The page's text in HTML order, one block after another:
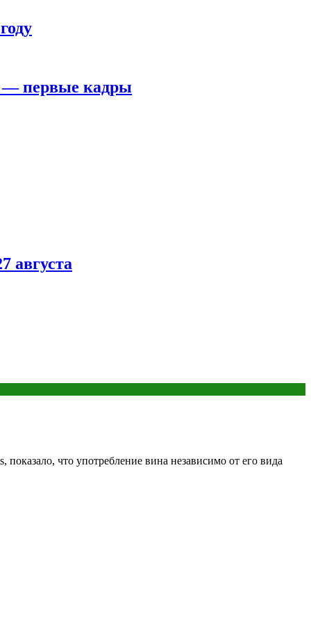
— первые кадры
августа
что употребление вина независимо от его вида